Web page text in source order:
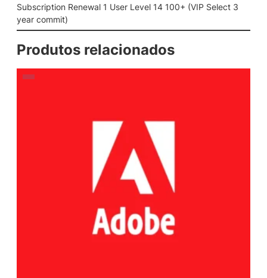
Subscription Renewal 1 User Level 14 100+ (VIP Select 3
year commit)
Produtos relacionados